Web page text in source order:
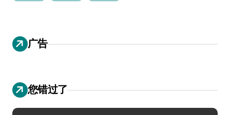
广告
您错过了